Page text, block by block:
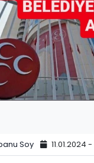
Soy 11.01.2024 -